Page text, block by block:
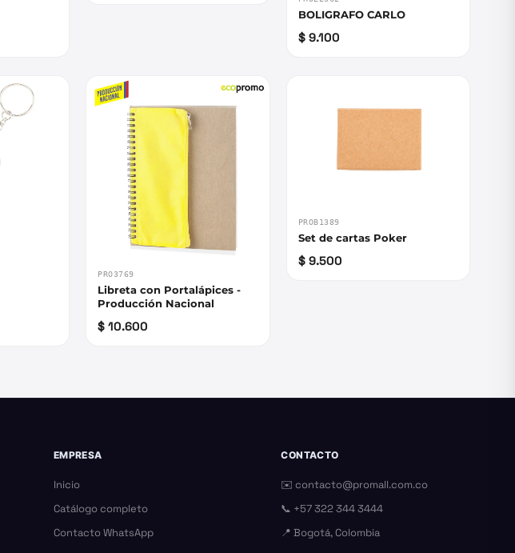
BOLIGRAFO CARLO
$ 9.100
PRO3769
Libreta con Portalápices -
Producción Nacional
$ 10.600
PROB1389
Set de cartas Poker
$ 9.500
EMPRESA
Inicio
Catálogo completo
Contacto WhatsApp
CONTACTO
✉️contacto@promall.com.co
📞 +57 322 344 3444
📍 Bogotá, Colombia